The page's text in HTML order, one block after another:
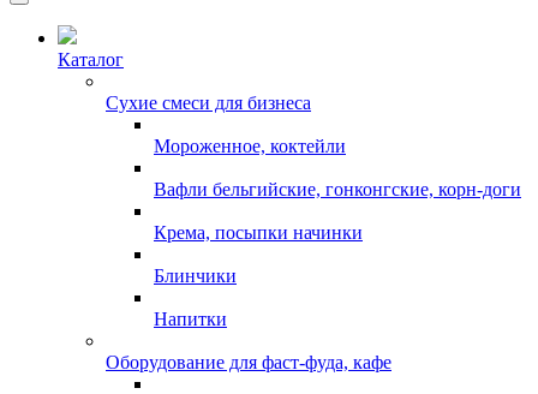
Каталог
Сухие смеси для бизнеса
Мороженное, коктейли
Вафли бельгийские, гонконгские, корн-доги
Крема, посыпки начинки
Блинчики
Напитки
Оборудование для фаст-фуда, кафе